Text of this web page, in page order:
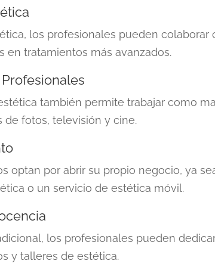
los profesionales pueden
en tratamientos más avanzados.
también permite trabajar como
de fotos, televisión y cine.
optan por abrir su propio negocio, ya
o un servicio de estética móvil.
los profesionales pueden
y talleres de estética.